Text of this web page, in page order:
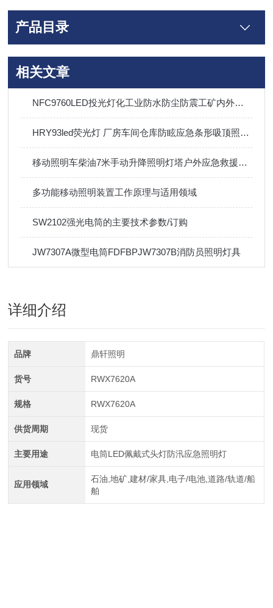
产品目录
相关文章
NFC9760LED投光灯化工业防水防尘防震工矿内外场照明灯
HRY93led荧光灯 厂房车间仓库防眩应急条形吸顶照明灯40W60W
移动照明车柴油7米手动升降照明灯塔户外应急救援工地照明灯车
多功能移动照明装置工作原理与适用领域
SW2102强光电筒的主要技术参数/订购
JW7307A微型电筒FDFBPJW7307B消防员照明灯具
详细介绍
品牌 鼎轩照明
货号 RWX7620A
规格 RWX7620A
供货周期 现货
主要用途 电筒LED佩戴式头灯防汛应急照明灯
应用领域
石油,地矿,建材/家具,电子/电池,道路/轨道/船
舶